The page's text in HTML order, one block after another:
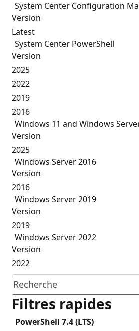
System Center Configuration
Version
Latest
System Center PowerShell
Version
2025
2022
2019
2016
Windows 11 and Windows
Version
2025
Windows Server 2016
Version
2016
Windows Server 2019
Version
2019
Windows Server 2022
Version
2022
Recherche
Filtres rapides
PowerShell 7.4 (LTS)